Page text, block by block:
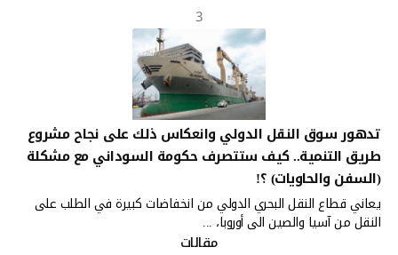
3
تدهور سوق النقل الدولي وانعكاس ذلك على نجاح مشروع
طريق التنمية.. كيف ستتصرف حكومة السوداني مع مشكلة
(السفن والحاويات) ؟!
يعاني قطاع النقل البحري الدولي من انخفاضات كبيرة في الطلب على
النقل من آسيا والصين الى أوروبا، ...
مقالات